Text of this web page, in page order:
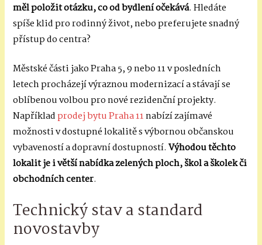
měl položit otázku, co od bydlení očekává. Hledáte
spíše klid pro rodinný život, nebo preferujete snadný
přístup do centra?
Městské části jako Praha 5, 9 nebo 11 v posledních
letech procházejí výraznou modernizací a stávají se
oblíbenou volbou pro nové rezidenční projekty.
Napříkladprodej bytu Praha 11nabízí zajímavé
možnosti v dostupné lokalitě s výbornou občanskou
vybaveností a dopravní dostupností.Výhodou těchto
lokalit je i větší nabídka zelených ploch, škol a školek či
obchodních center.
Technický stav a standard
novostavby